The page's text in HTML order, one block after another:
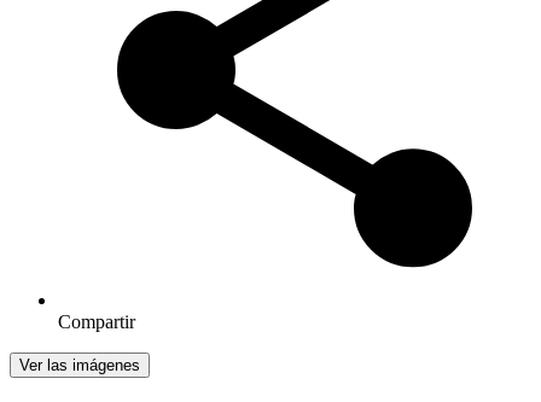
Compartir
Ver las imágenes